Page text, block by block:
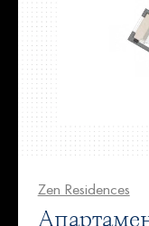
Zen Residences